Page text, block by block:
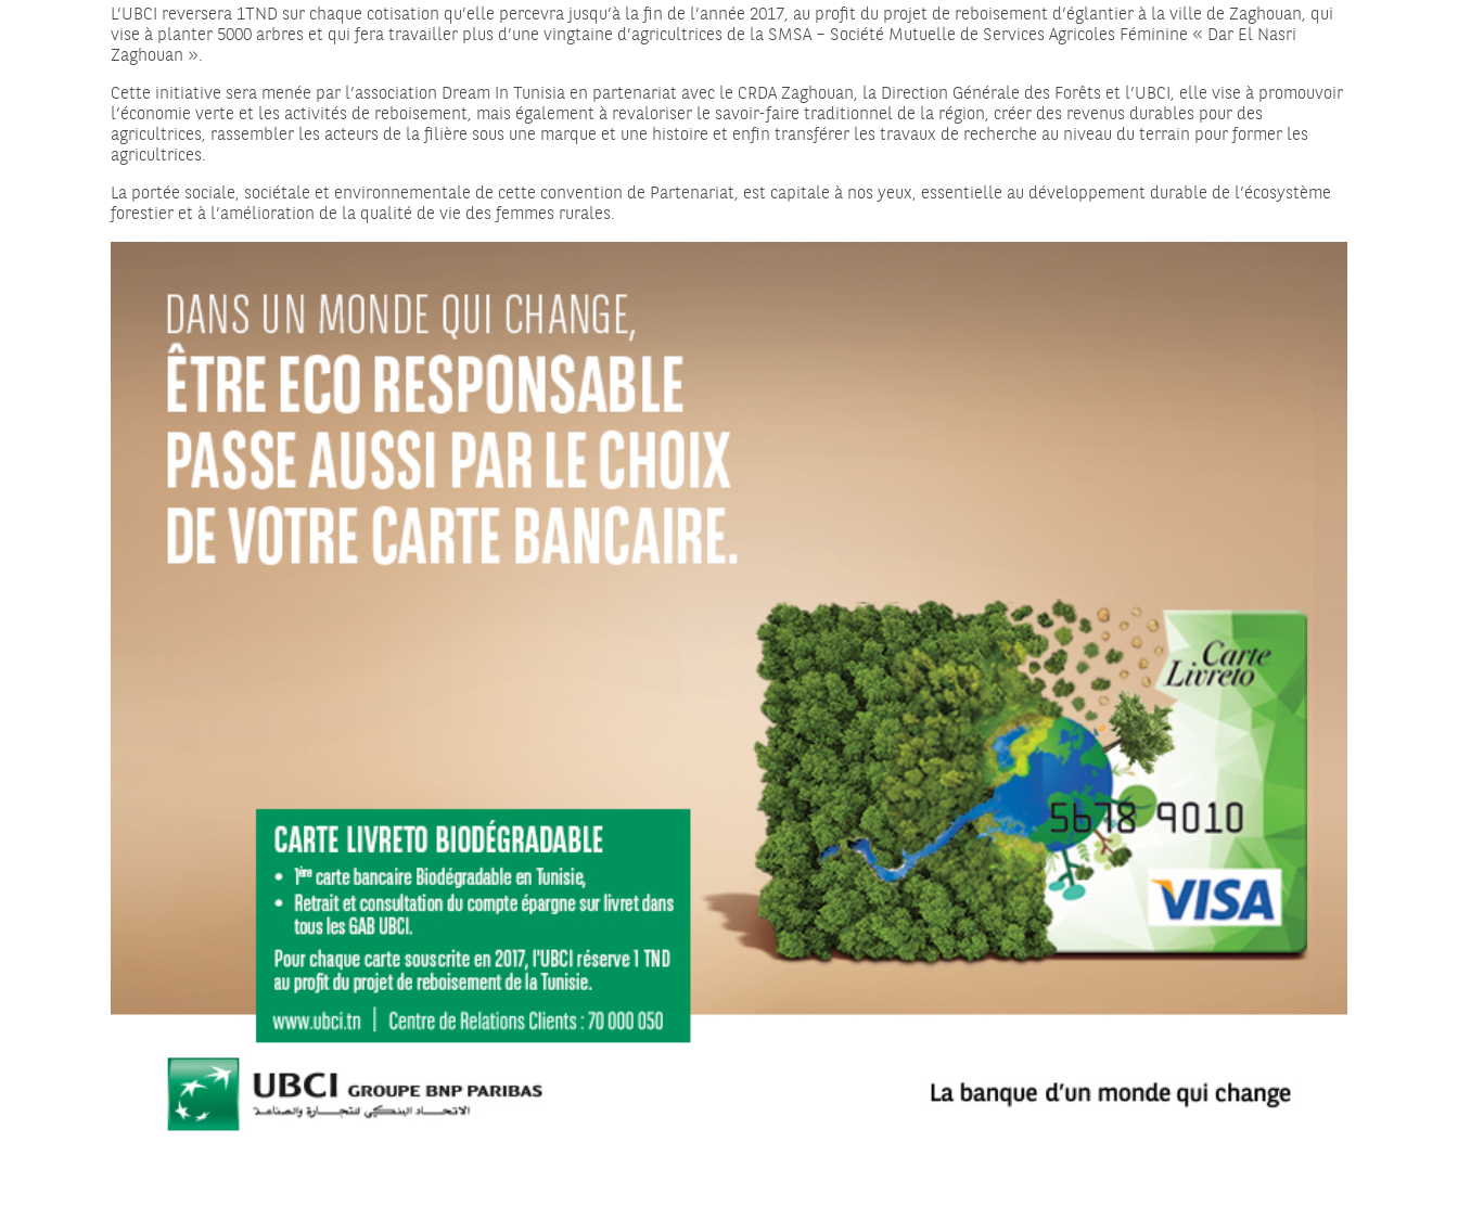
L’UBCI reversera 1TND sur chaque cotisation qu’elle percevra jusqu’à la fin de l’année 2017, au profit du projet de reboisement d’églantier à la ville de Zaghouan, qui
vise à planter 5000 arbres et qui fera travailler plus d’une vingtaine d’agricultrices de la SMSA – Société Mutuelle de Services Agricoles Féminine « Dar El Nasri
Zaghouan ».
Cette initiative sera menée par l’association Dream In Tunisia en partenariat avec le CRDA Zaghouan, la Direction Générale des Forêts et l’UBCI, elle vise à promouvoir
l’économie verte et les activités de reboisement, mais également à revaloriser le savoir-faire traditionnel de la région, créer des revenus durables pour des
agricultrices, rassembler les acteurs de la filière sous une marque et une histoire et enfin transférer les travaux de recherche au niveau du terrain pour former les
agricultrices.
La portée sociale, sociétale et environnementale de cette convention de Partenariat, est capitale à nos yeux, essentielle au développement durable de l’écosystème
forestier et à l’amélioration de la qualité de vie des femmes rurales.